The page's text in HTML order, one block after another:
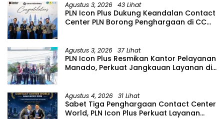
Agustus 3, 2026 43 Lihat
PLN Icon Plus Dukung Keandalan Contact
Center PLN Borong Penghargaan di CCW
Agustus 3, 2026 37 Lihat
PLN Icon Plus Resmikan Kantor Pelayanan
Manado, Perkuat Jangkauan Layanan di
Agustus 4, 2026 31 Lihat
Sabet Tiga Penghargaan Contact Center
World, PLN Icon Plus Perkuat Layanan